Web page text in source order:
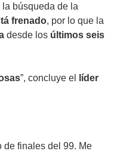
la búsqueda de la
frenado, por lo que la
desde los últimos seis
”, concluye el
líder
de finales del 99. Me